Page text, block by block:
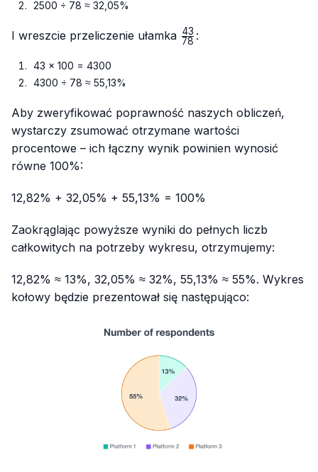
2500 ÷ 78 ≈ 32,05%
I wreszcie przeliczenie ułamka \frac{43}
78
43 :
43 × 100 = 4300
4300 ÷ 78 ≈ 55,13%
Aby zweryfikować poprawność naszych obliczeń,
wystarczy zsumować otrzymane wartości
procentowe – ich łączny wynik powinien wynosić
równe 100%:
12,82% + 32,05% + 55,13% = 100%
Zaokrąglając powyższe wyniki do pełnych liczb
całkowitych na potrzeby wykresu, otrzymujemy:
12,82% ≈ 13%, 32,05% ≈ 32%, 55,13% ≈ 55%. Wykres
kołowy będzie prezentował się następująco: